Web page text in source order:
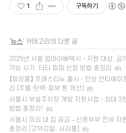
1 구독하기
'뉴스' 카테고리의 다른 글
2025년 서울 엄마아빠택시 - 지원 대상, 금
가능 시기, 타타 파파 신청 방법 총정리
(0)
【화장품】 프레스티뉴 출시 - 인상 안티에
리 [주름·탄력·피부 톤 개선]
(0)
서울시 부설주차장 개방 지원사업 - 최대 3
방법 총정리!
(0)
서울시 미리 내 집 공급 – 신혼부부 전세 지
총정리 [고덕강일, 서리풀]
(0)